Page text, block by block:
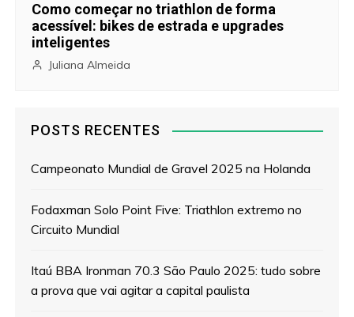
Como começar no triathlon de forma
acessível: bikes de estrada e upgrades
inteligentes
Juliana Almeida
POSTS RECENTES
Campeonato Mundial de Gravel 2025 na Holanda
Fodaxman Solo Point Five: Triathlon extremo no
Circuito Mundial
Itaú BBA Ironman 70.3 São Paulo 2025: tudo sobre
a prova que vai agitar a capital paulista